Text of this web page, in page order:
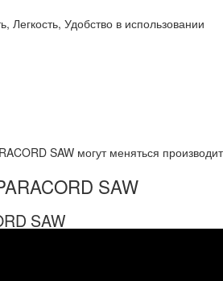
Легкость, Удобство в использовании
SAW могут меняться
SAW
SAW